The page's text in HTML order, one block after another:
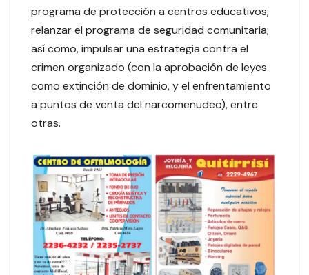
programa de protección a centros educativos;
relanzar el programa de seguridad comunitaria;
así como, impulsar una estrategia contra el
crimen organizado (con la aprobación de leyes
como extinción de dominio, y el enfrentamiento
a puntos de venta del narcomenudeo), entre
otras.